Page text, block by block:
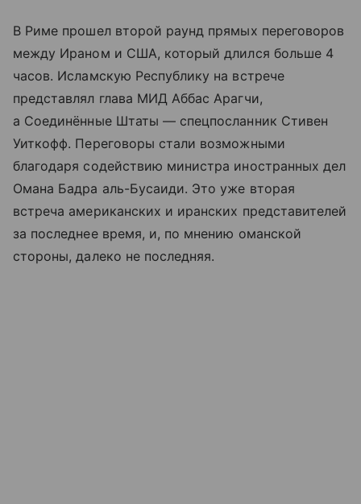
В Риме прошел второй раунд прямых переговоров
между Ираном и США, который длился больше 4
часов. Исламскую Республику на встрече
представлял глава МИД Аббас Арагчи,
а Соединённые Штаты — спецпосланник Стивен
Уиткофф. Переговоры стали возможными
благодаря содействию министра иностранных дел
Омана Бадра аль-Бусаиди. Это уже вторая
встреча американских и иранских представителей
за последнее время, и, по мнению оманской
стороны, далеко не последняя.